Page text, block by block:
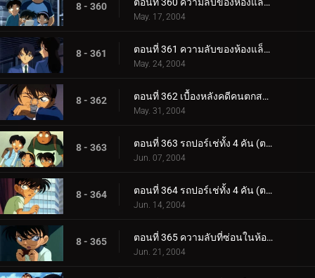
8 - 360 ตอนที่ 360 ความลับของห้องแล็ปฯ โทโตะ (ตอนแรก)
May. 17, 2004
8 - 361 ตอนที่ 361 ความลับของห้องแล็ปฯ โทโตะ (ตอนจบ)
May. 24, 2004
8 - 362 ตอนที่ 362 เบื้องหลังคดีคนตกสถานีรถไฟ
May. 31, 2004
8 - 363 ตอนที่ 363 รถปอร์เช่ทั้ง 4 คัน (ตอนแรก)
Jun. 07, 2004
8 - 364 ตอนที่ 364 รถปอร์เช่ทั้ง 4 คัน (ตอนจบ)
Jun. 14, 2004
8 - 365 ตอนที่ 365 ความลับที่ซ่อนในห้องสุขา (ตอนแรก)
Jun. 21, 2004